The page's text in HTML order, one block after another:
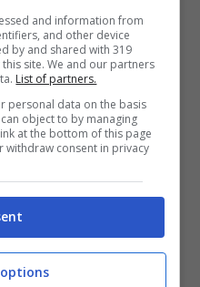
offerte,
può essere
dal
. Questo vuol dire
potrà pagarlo
online. Basterà
and information from
and other device
by and shared with 319
site. We and our partners
List of partners.
personal data on the basis
object to by managing
at the bottom of this page
withdraw consent in privacy